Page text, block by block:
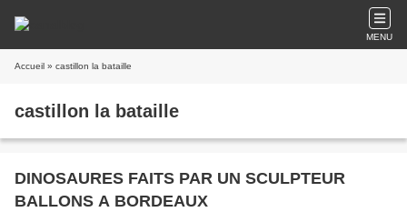
MENU
Accueil » castillon la bataille
castillon la bataille
DINOSAURES FAITS PAR UN SCULPTEUR
BALLONS A BORDEAUX